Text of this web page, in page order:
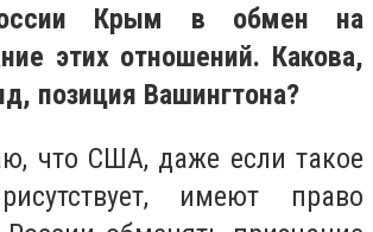
Крым в обмен на
этих отношений. Какова,
позиция Вашингтона?
что США, даже если такое
имеют право